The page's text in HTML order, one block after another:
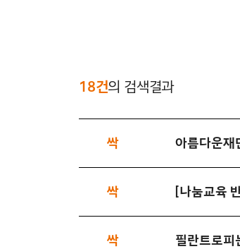
18건의 검색결과
싹 아름다운재
싹 [나눔교육
싹 필란트로